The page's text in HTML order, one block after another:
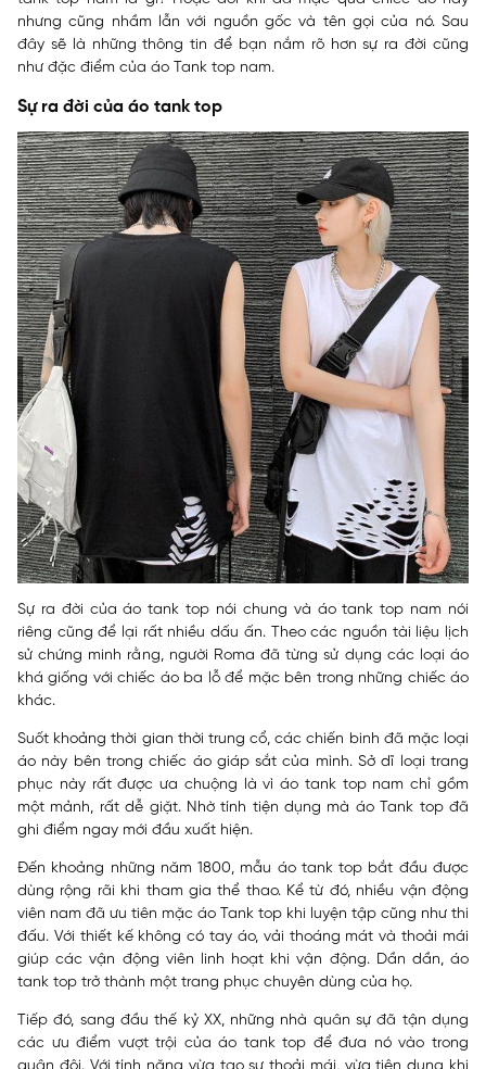
nhưng cũng nhầm lẫn với nguồn gốc và tên gọi của nó. Sau
đây sẽ là những thông tin để bạn nắm rõ hơn sự ra đời cũng
như đặc điểm của áo Tank top nam.
Sự ra đời của áo tank top
Sự ra đời của áo tank top nói chung và áo tank top nam nói
riêng cũng để lại rất nhiều dấu ấn. Theo các nguồn tài liệu lịch
sử chứng minh rằng, người Roma đã từng sử dụng các loại áo
khá giống với chiếc áo ba lỗ để mặc bên trong những chiếc áo
khác.
Suốt khoảng thời gian thời trung cổ, các chiến binh đã mặc loại
áo này bên trong chiếc áo giáp sắt của mình. Sở dĩ loại trang
phục này rất được ưa chuộng là vì áo tank top nam chỉ gồm
một mảnh, rất dễ giặt. Nhờ tính tiện dụng mà áo Tank top đã
ghi điểm ngay mới đầu xuất hiện.
Đến khoảng những năm 1800, mẫu áo tank top bắt đầu được
dùng rộng rãi khi tham gia thể thao. Kể từ đó, nhiều vận động
viên nam đã ưu tiên mặc áo Tank top khi luyện tập cũng như thi
đấu. Với thiết kế không có tay áo, vải thoáng mát và thoải mái
giúp các vận động viên linh hoạt khi vận động. Dần dần, áo
tank top trở thành một trang phục chuyên dùng của họ.
Tiếp đó, sang đầu thế kỷ XX, những nhà quân sự đã tận dụng
các ưu điểm vượt trội của áo tank top để đưa nó vào trong